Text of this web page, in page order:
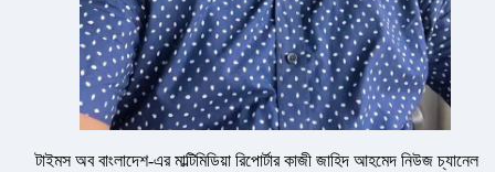
টাইমস অব বাংলাদেশ-এর মাল্টিমিডিয়া রিপোর্টার কাজী জাহিদ আহমেদ নিউজ চ্যানেল